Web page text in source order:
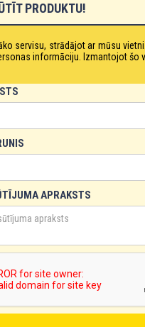
PRODUKTU!
APRAKSTS
servisu, strādājot ar mūsu
informāciju. Izmantojot šo